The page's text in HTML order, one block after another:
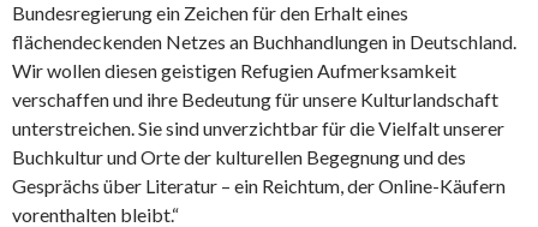
Bundesregierung ein Zeichen für den Erhalt eines
flächendeckenden Netzes an Buchhandlungen in Deutschland.
Wir wollen diesen geistigen Refugien Aufmerksamkeit
verschaffen und ihre Bedeutung für unsere Kulturlandschaft
unterstreichen. Sie sind unverzichtbar für die Vielfalt unserer
Buchkultur und Orte der kulturellen Begegnung und des
Gesprächs über Literatur – ein Reichtum, der Online-Käufern
vorenthalten bleibt.“